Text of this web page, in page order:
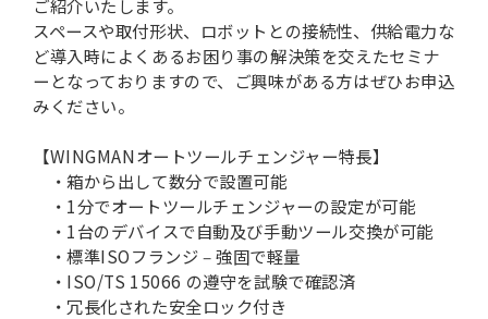
ご紹介いたします。
スペースや取付形状、ロボットとの接続性、供給電力な
ど導入時によくあるお困り事の解決策を交えたセミナ
ーとなっておりますので、ご興味がある方はぜひお申込
みください。
【WINGMANオートツールチェンジャー特長】
・箱から出して数分で設置可能
・1分でオートツールチェンジャーの設定が可能
・1台のデバイスで自動及び手動ツール交換が可能
・標準ISOフランジ ‒ 強固で軽量
・ISO/TS 15066 の遵守を試験で確認済
・冗長化された安全ロック付き